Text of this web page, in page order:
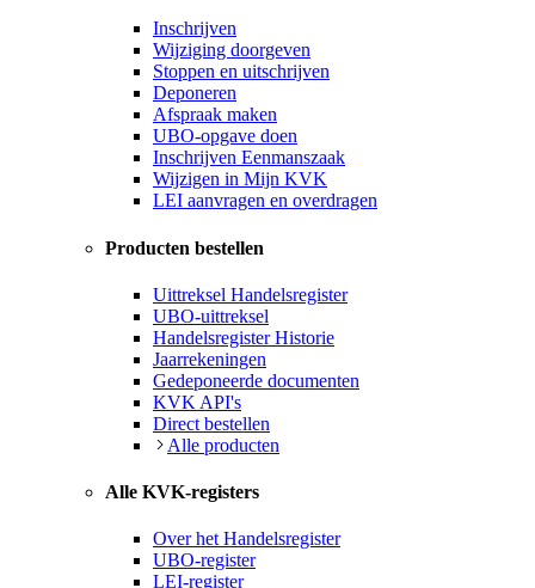
Inschrijven
Wijziging doorgeven
Stoppen en uitschrijven
Deponeren
Afspraak maken
UBO-opgave doen
Inschrijven Eenmanszaak
Wijzigen in Mijn KVK
LEI aanvragen en overdragen
Producten bestellen
Uittreksel Handelsregister
UBO-uittreksel
Handelsregister Historie
Jaarrekeningen
Gedeponeerde documenten
KVK API's
Direct bestellen
Alle producten
Alle KVK-registers
Over het Handelsregister
UBO-register
LEI-register